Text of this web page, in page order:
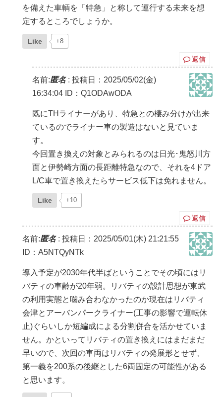
を備えた車輌を「特急」と称して運行する未来を想
定するところでしょうか。
Like +8
返信
名前:匿名: 投稿日：2025/05/02(金)
16:34:04 ID：Q1ODAwODA
既にTHライナーがあり、特急との棲み分けが出来
ているのでライナー車の製造はないと見ていま
す。
今回置き換えの対象とみられるのは日光･鬼怒川方
面と伊勢崎方面の長距離特急なので、それを4ドア
L/C車で置き換えたらサービス低下は免れません。
Like +10
返信
名前:匿名: 投稿日：2025/05/01(木) 21:21:55
ID：A5NTQyNTk
導入予定が2030年代半ばということでその頃にはリ
バティの車齢が20年弱。リバティの設計思想が東武
の利用実態と噛み合わなかったのか現在はリバティ
会津とアーバンパークライナー(工事の影響で運転休
止)ぐらいしか短編成による分割併合を活かせていま
せん。かといってリバティの置き換えにはまだまだ
早いので、次回の車両はリバティの発展形とせず、
第一義を200系の後継とした6両固定の可能性がある
と思います。